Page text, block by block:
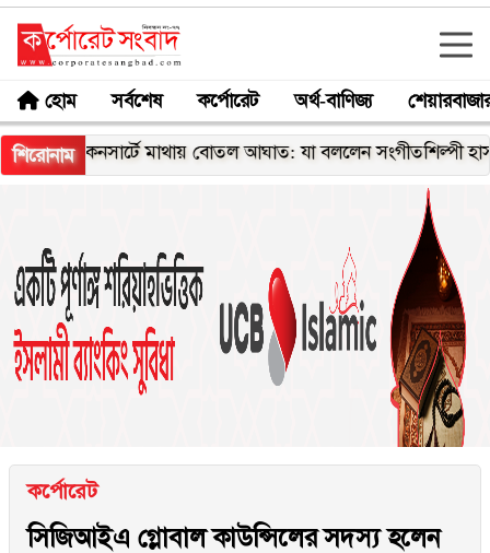
হোম সর্বশেষ কর্পোরেট অর্থ-বাণিজ্য
শিরোনাম
কনসার্টে মাথায় বোতল আঘাত: যা বললেন সংগীতশিল্পী হাসান
কর্পোরেট
সিজিআইএ গ্লোবাল কাউন্সিলের সদস্য হলেন